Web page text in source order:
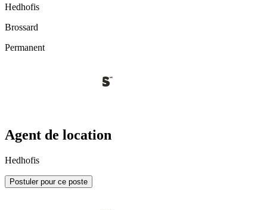
Hedhofis
Brossard
Permanent
Agent de location
Hedhofis
Postuler pour ce poste